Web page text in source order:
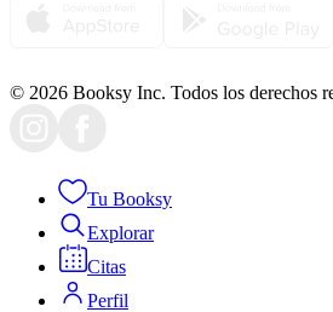
© 2026 Booksy Inc. Todos los derechos
Tu Booksy
Explorar
Citas
Perfil